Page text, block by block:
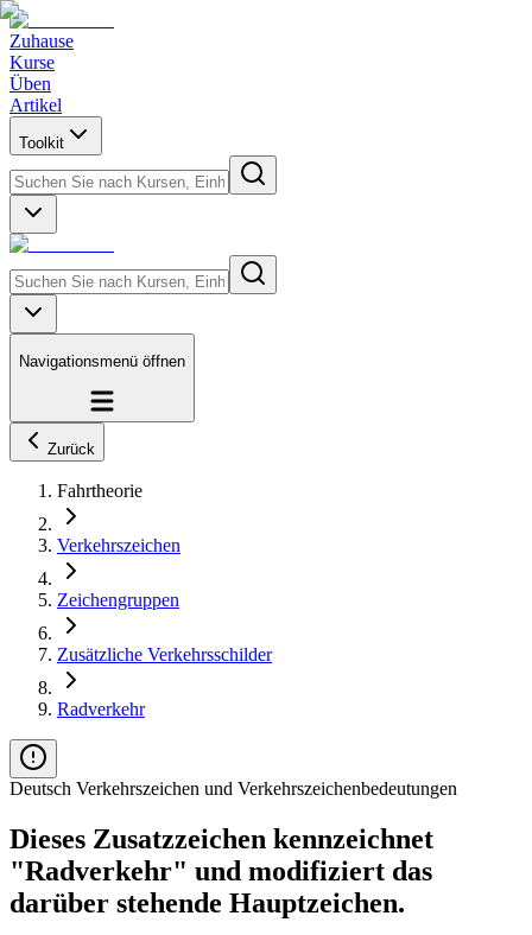
Zuhause
Kurse
Üben
Artikel
Toolkit
Navigationsmenü öffnen
Zurück
Fahrtheorie
Verkehrszeichen
Zeichengruppen
Zusätzliche Verkehrsschilder
Radverkehr
Deutsch Verkehrszeichen und Verkehrszeichenbedeutungen
Dieses Zusatzzeichen kennzeichnet
"Radverkehr" und modifiziert das
darüber stehende Hauptzeichen.